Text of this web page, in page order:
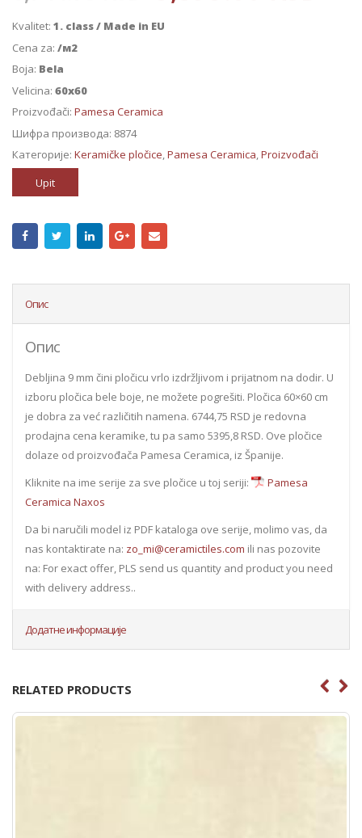
Kvalitet: 1. class / Made in EU
Cena za: /м2
Boja: Bela
Velicina: 60x60
Proizvođači: Pamesa Ceramica
Шифра производа: 8874
Категорије: Keramičke pločice,Pamesa Ceramica,Proizvođači
Upit
Опис
Опис
Debljina 9 mm čini pločicu vrlo izdržljivom i prijatnom na dodir. U
izboru pločica bele boje, ne možete pogrešiti. Pločica 60×60 cm
je dobra za već različitih namena. 6744,75 RSD je redovna
prodajna cena keramike, tu pa samo 5395,8 RSD. Ove pločice
dolaze od proizvođača Pamesa Ceramica, iz Španije.
Kliknite na ime serije za sve pločice u toj seriji:
Pamesa
Ceramica Naxos
Da bi naručili model iz PDF kataloga ove serije, molimo vas, da
nas kontaktirate na: zo_mi@ceramictiles.com ili nas pozovite
na: For exact offer, PLS send us quantity and product you need
with delivery address..
Додатне информације
RELATED PRODUCTS